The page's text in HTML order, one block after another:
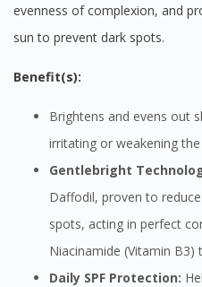
evenness of complexion, and
sun to prevent dark spots.
Benefit(s):
Brightens and evens out skin tone in 4 weeks* without
irritating or weakening
Gentlebright
Daffodil, proven to
spots, acting in perfect
Niacinamide (Vitamin
Daily SPF Protection: